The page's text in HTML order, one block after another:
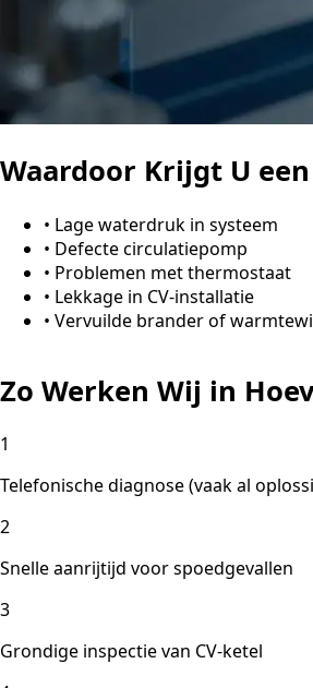
Waardoor Krijgt U
• Lage waterdruk in systeem
• Defecte circulatiepomp
• Problemen met thermostaat
• Lekkage in CV-installatie
• Vervuilde brander of
Zo Werken Wij in
1
Telefonische diagnose (vaak al
2
Snelle aanrijtijd voor spoedgevallen
3
Grondige inspectie van CV-ketel